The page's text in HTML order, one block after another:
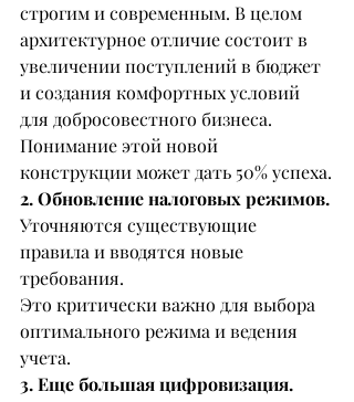
строгим и современным. В целом
архитектурное отличие состоит в
увеличении поступлений в бюджет
и создания комфортных условий
для добросовестного бизнеса.
Понимание этой новой
конструкции может дать 50% успеха.
2. Обновление налоговых режимов.
Уточняются существующие
правила и вводятся новые
требования.
Это критически важно для выбора
оптимального режима и ведения
учета.
3. Еще большая цифровизация.